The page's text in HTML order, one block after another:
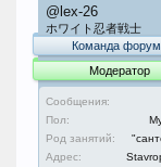
@lex-26
ホワイト忍者戦士
Команда
Модератор
Сообщения:
Пол:
Род занятий:
Адрес: